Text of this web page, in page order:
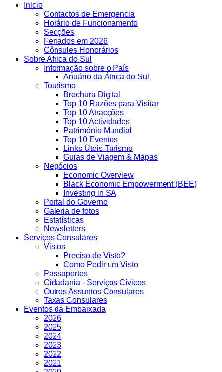
Inicio
Contactos de Emergencia
Horário de Funcionamento
Secções
Feriados em 2026
Cônsules Honorários
Sobre Africa do Sul
Informação sobre o País
Anuário da África do Sul
Tourismo
Brochura Digital
Top 10 Razões para Visitar
Top 10 Atracções
Top 10 Actividades
Património Mundial
Top 10 Eventos
Links Úteis Turismo
Guias de Viagem & Mapas
Negócios
Economic Overview
Black Economic Empowerment (BEE)
Investing in SA
Portal do Governo
Galeria de fotos
Estatísticas
Newsletters
Serviços Consulares
Vistos
Preciso de Visto?
Como Pedir um Visto
Passaportes
Cidadania - Serviços Cívicos
Outros Assuntos Consulares
Taxas Consulares
Eventos da Embaixada
2026
2025
2024
2023
2022
2021